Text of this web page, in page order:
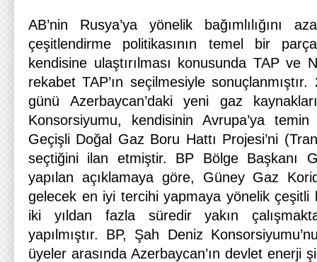
AB’nin Rusya’ya yönelik bağımlılığını
çeşitlendirme politikasının temel bir
kendisine ulaştırılması konusunda TAP ve
rekabet TAP’ın seçilmesiyle
günü Azerbaycan’daki yeni gaz
Konsorsiyumu, kendisinin Avrupa’ya
Geçişli Doğal Gaz Boru Hattı Projesi’ni
seçtiğini ilan etmiştir. BP Bölge Başkanı
yapılan açıklamaya göre, Güney Gaz
gelecek en iyi tercihi yapmaya yönelik çeşitli
iki yıldan fazla süredir yakın
yapılmıştır. BP, Şah Deniz
üyeler arasında Azerbaycan’ın devlet enerji